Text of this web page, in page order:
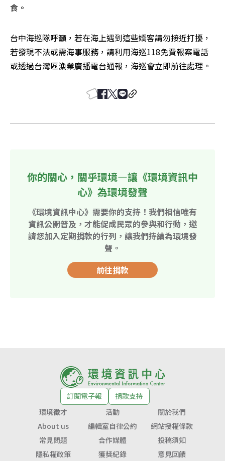
食。
台中海巡隊呼籲，若在海上遇到這些嬌客請勿接近打擾，
若發現不法或需海事服務，請利用海巡118免費報案電話
或透過台灣區漁業廣播電台通報，海巡會立即前往處理。
你的關心，關乎環境—讓《環境資訊中
心》為環境發聲
《環境資訊中心》需要你的支持！我們相信唯有
資訊公開普及，才能促成民眾的參與和行動，邀
請您加入定期捐款的行列，讓我們持續為環境發
聲。
前往捐款
訂閱電子報
捐款支持
環境徵才
活動
關於我們
About us
編輯室自律公約
網站授權條款
常見問題
合作媒體
投稿須知
隱私權政策
獲獎紀錄 意見回饋